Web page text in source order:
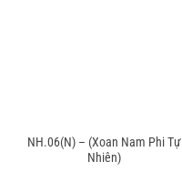
NH.06(N) – (Xoan Nam Phi Tự
Nhiên)